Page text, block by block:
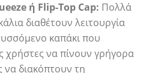
ή Flip-Top Cap: Πολλά
διαθέτουν λειτουργία
καπάκι που
χρήστες να πίνουν γρήγορα
να διακόπτουν τη